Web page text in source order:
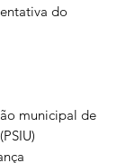
do
municipal de